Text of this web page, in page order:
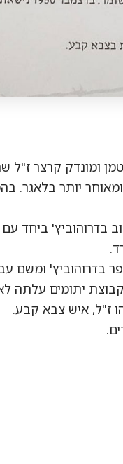
יותר בלאגר.
בדרוהוביץ' ביחד עם
שנה בבית ספר
יתומים עלתה